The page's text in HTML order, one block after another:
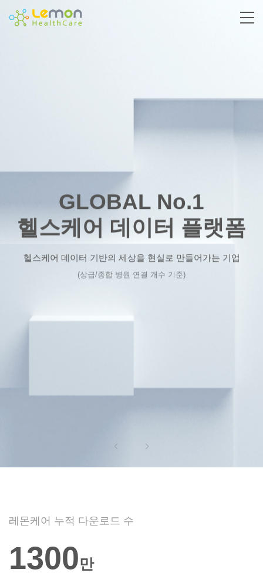
GLOBAL No.1
헬스케어 데이터 플랫폼
헬스케어 데이터 기반의 세상을 현실로 만들어가는 기업
(상급/종합 병원 연결 개수 기준)
레몬케어 누적 다운로드 수
1300만